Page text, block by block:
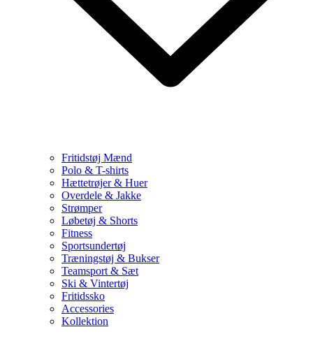
Fritidstøj Mænd
Polo & T-shirts
Hættetrøjer & Huer
Overdele & Jakke
Strømper
Løbetøj & Shorts
Fitness
Sportsundertøj
Træningstøj & Bukser
Teamsport & Sæt
Ski & Vintertøj
Fritidssko
Accessories
Kollektion